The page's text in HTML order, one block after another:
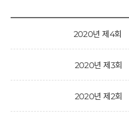
2020년 제4회
2020년 제3회
2020년 제2회